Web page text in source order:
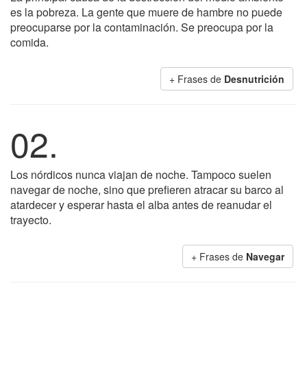
es la pobreza. La gente que muere de hambre no puede
preocuparse por la contaminación. Se preocupa por la
comida.
+ Frases de Desnutrición
02.
Los nórdicos nunca viajan de noche. Tampoco suelen
navegar de noche, sino que prefieren atracar su barco al
atardecer y esperar hasta el alba antes de reanudar el
trayecto.
+ Frases de Navegar